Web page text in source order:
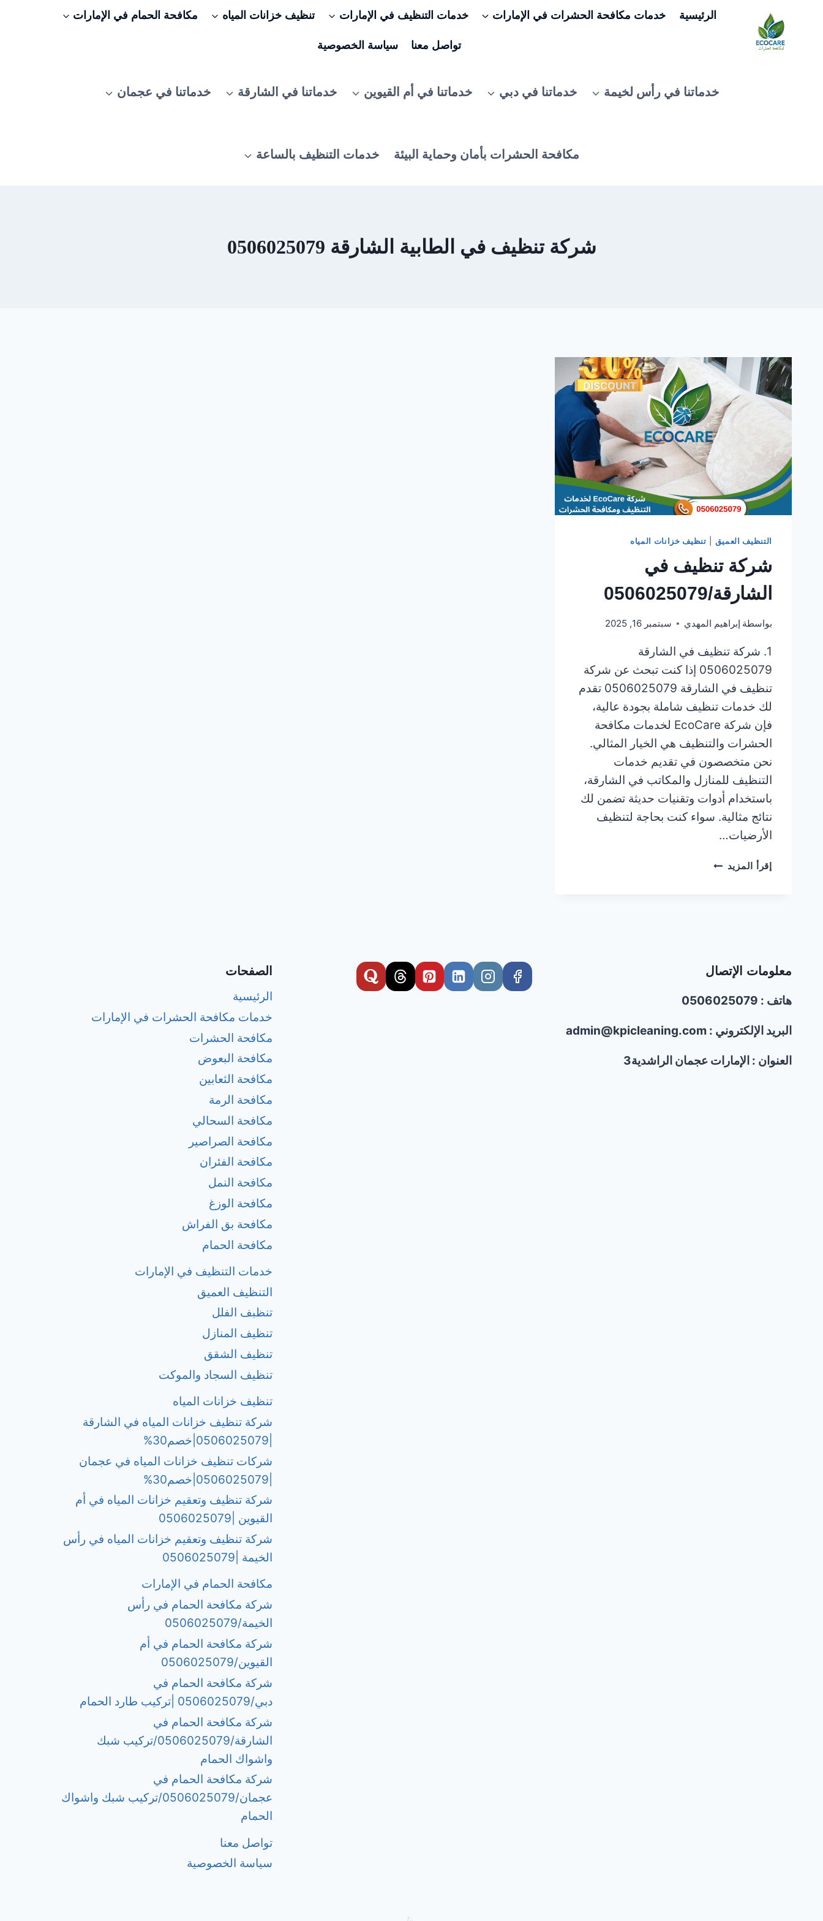
المحتوى
الرئيسية خدمات مكافحة الحشرات في الإمارات خدمات التنظيف في الإمارات تنظيف خزانات المياه مكافحة الحمام في الإمارات
تواصل معنا سياسة الخصوصية
خدماتنا في رأس لخيمة خدماتنا في دبي خدماتنا في أم القيوين خدماتنا في الشارقة خدماتنا في عجمان
مكافحة الحشرات بأمان وحماية البيئة خدمات التنظيف بالساعة
شركة تنظيف في الطابية الشارقة 0506025079
التنظيف العميق تنظيف خزانات المياه
شركة تنظيف في
الشارقة/0506025079
بواسطة إبراهيم المهدي سبتمبر 16, 2025
1. شركة تنظيف في الشارقة
0506025079 إذا كنت تبحث عن شركة
تنظيف في الشارقة 0506025079 تقدم
لك خدمات تنظيف شاملة بجودة عالية،
فإن شركة EcoCare لخدمات مكافحة
الحشرات والتنظيف هي الخيار المثالي.
نحن متخصصون في تقديم خدمات
التنظيف للمنازل والمكاتب في الشارقة،
باستخدام أدوات وتقنيات حديثة تضمن لك
نتائج مثالية. سواء كنت بحاجة لتنظيف
الأرضيات…
إقرأ المزيد شركة
معلومات الإتصال
هاتف : 0506025079
البريد الإلكتروني : admin@kpicleaning.com
العنوان : الإمارات عجمان الراشدية3
الصفحات
الرئيسية
خدمات مكافحة الحشرات في الإمارات
مكافحة الحشرات
مكافحة البعوض
مكافحة الثعابين
مكافحة الرمة
مكافحة السحالي
مكافحة الصراصير
مكافحة الفئران
مكافحة النمل
مكافحة الوزغ
مكافحة بق الفراش
مكافحة الحمام
خدمات التنظيف في الإمارات
التنظيف العميق
تنظبف الفلل
تنظيف المنازل
تنظيف الشقق
تنظيف السجاد والموكت
تنظيف خزانات المياه
شركة تنظيف خزانات المياه في الشارقة
شركات تنظيف خزانات المياه في عجمان
شركة تنظيف وتعقيم خزانات المياه في أم
القيوين |0506025079
شركة تنظيف وتعقيم خزانات المياه في رأس
الخيمة |0506025079
مكافحة الحمام في الإمارات
شركة مكافحة الحمام في رأس
الخيمة/0506025079
شركة مكافحة الحمام في أم
القيوين/0506025079
شركة مكافحة الحمام في
دبي/0506025079 |تركيب طارد الحمام
شركة مكافحة الحمام في
الشارقة/0506025079/تركيب شبك
واشواك الحمام
شركة مكافحة الحمام في
عجمان/0506025079/تركيب شبك واشواك
الحمام
تواصل معنا
سياسة الخصوصية